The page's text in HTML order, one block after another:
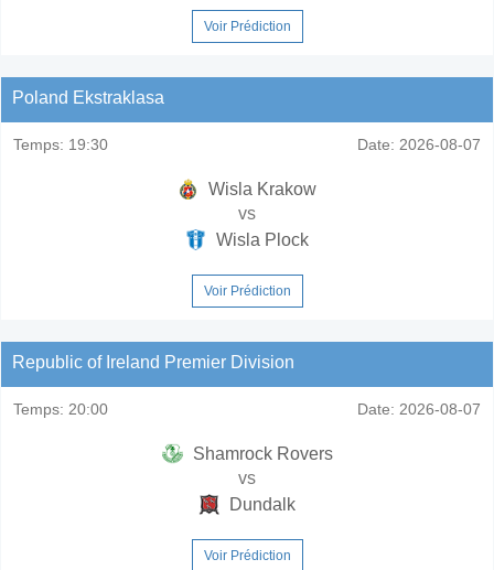
Voir Prédiction
Poland Ekstraklasa
Temps: 19:30 Date: 2026-08-07
Wisla Krakow
vs
Wisla Plock
Voir Prédiction
Republic of Ireland Premier Division
Temps: 20:00 Date: 2026-08-07
Shamrock Rovers
vs
Dundalk
Voir Prédiction